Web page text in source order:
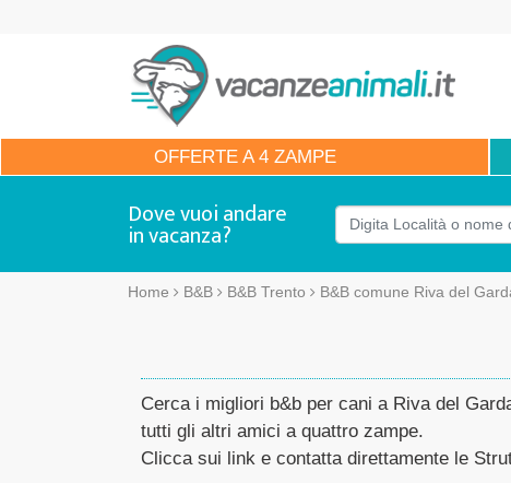
OFFERTEA 4 ZAMPE
Dove vuoi andare
in vacanza?
Home B&B B&B Trento B&B comune Riva del
Cerca i migliori b&b per cani a Riva del
tutti gli altri amici a quattro zampe.
Clicca sui link e contatta direttamente le